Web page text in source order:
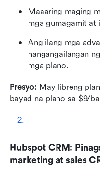
Maaaring maging
mga gumagamit at
Ang ilang mga
nangangailangan
mga plano.
Presyo: May libreng
bayad na plano sa $9/
Hubspot CRM:
marketing at sales